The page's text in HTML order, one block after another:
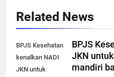
Related News
BPJS Kesehatan
kenalkan NADI
JKN untuk
BPJS
JKN
mandiri